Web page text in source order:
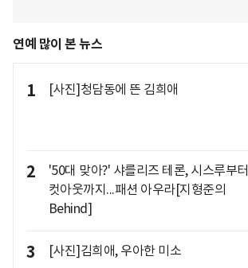
연예 많이 본 뉴스
1 [사진]청담동에 뜬 김희애
2
'50대 맞아?' 샤를리즈 테론, 시스루부터
컷아웃까지...패션 아우라[지형준의
Behind]
3 [사진]김희애, 우아한 미소